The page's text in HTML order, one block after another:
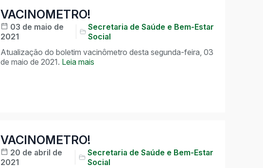
VACINOMETRO!
03 de maio de
2021
Secretaria de Saúde e Bem-Estar
Social
Atualização do boletim vacinômetro desta segunda-feira, 03
de maio de 2021. Leia mais
VACINOMETRO!
20 de abril de
2021
Secretaria de Saúde e Bem-Estar
Social